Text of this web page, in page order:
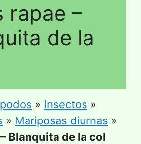
rapae –
de la
» Insectos »
» Mariposas diurnas »
Blanquita de la col